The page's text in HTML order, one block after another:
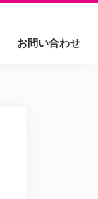
お問い合わせ